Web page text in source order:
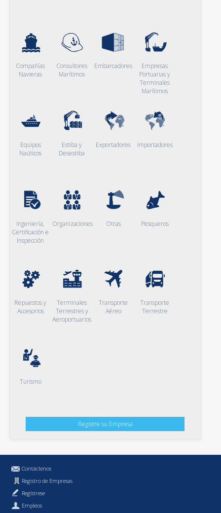
Compañías
Navieras
Consultores
Marítimos
Embarcadores
Empresas
Portuarias y
Terminales
Marítimos
Equipos
Naúticos
Estiba y
Desestiba
Exportadores Importadores
Ingeniería,
Certificación e
Inspección
Organizaciones Otras Pesqueros
Repuestos y
Accesorios
Terminales
Terrestres y
Aeroportuarios
Transporte
Aéreo
Transporte
Terrestre
Turismo
Registre su Empresa
Contáctenos
Registro de Empresas
Regístrese
Empleos